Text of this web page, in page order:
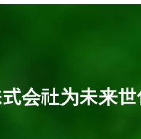
会社为未来世